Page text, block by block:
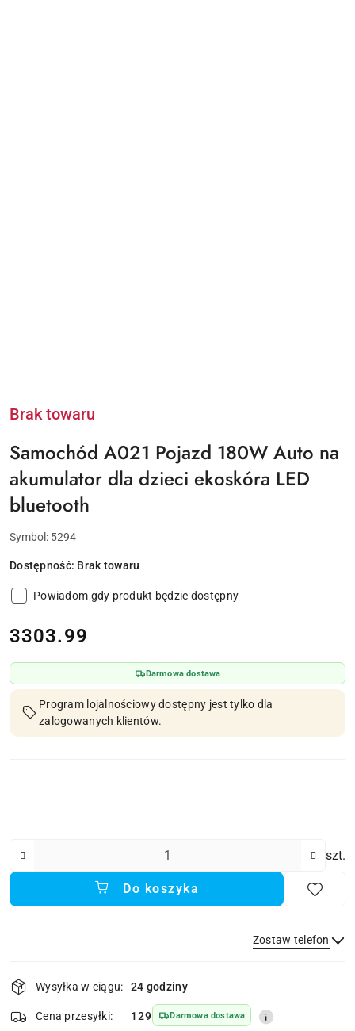
Brak towaru
Samochód A021 Pojazd 180W Auto na
akumulator dla dzieci ekoskóra LED
bluetooth
Symbol: 5294
Dostępność: Brak towaru
Powiadom gdy produkt będzie dostępny
cena:
3303.99
Darmowa dostawa
Program lojalnościowy dostępny jest tylko dla
zalogowanych klientów.
szt.
Do koszyka
Zostaw telefon
Wyślij
Dostępność
i
dostawa
Wysyłka w ciągu: 24 godziny
Cena przesyłki: 129 Darmowa dostawa